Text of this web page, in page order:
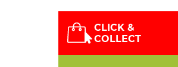
CLICK &
COLLECT